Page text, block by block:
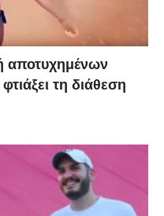
αποτυχημένων
τη διάθεση